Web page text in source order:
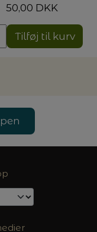
50,00 DKK
Tilføj til kurv